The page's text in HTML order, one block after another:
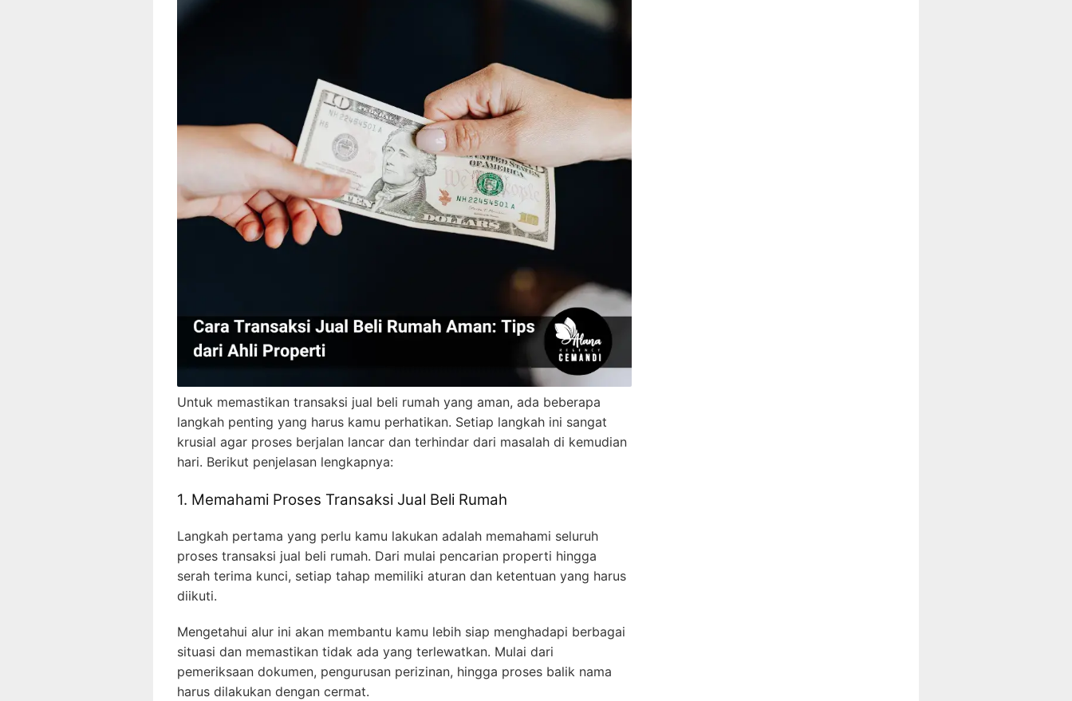
Untuk memastikan transaksi jual beli rumah yang aman, ada beberapa
langkah penting yang harus kamu perhatikan. Setiap langkah ini sangat
krusial agar proses berjalan lancar dan terhindar dari masalah di kemudian
hari. Berikut penjelasan lengkapnya:
1. Memahami Proses Transaksi Jual Beli Rumah
Langkah pertama yang perlu kamu lakukan adalah memahami seluruh
proses transaksi jual beli rumah. Dari mulai pencarian properti hingga
serah terima kunci, setiap tahap memiliki aturan dan ketentuan yang harus
diikuti.
Mengetahui alur ini akan membantu kamu lebih siap menghadapi berbagai
situasi dan memastikan tidak ada yang terlewatkan. Mulai dari
pemeriksaan dokumen, pengurusan perizinan, hingga proses balik nama
harus dilakukan dengan cermat.